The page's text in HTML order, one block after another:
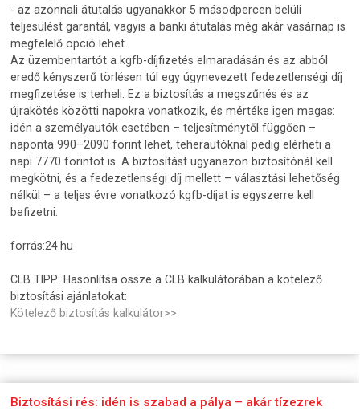
- az azonnali átutalás ugyanakkor 5 másodpercen belüli
teljesülést garantál, vagyis a banki átutalás még akár vasárnap is
megfelelő opció lehet.
Az üzembentartót a kgfb-díjfizetés elmaradásán és az abból
eredő kényszerű törlésen túl egy úgynevezett fedezetlenségi díj
megfizetése is terheli. Ez a biztosítás a megszűnés és az
újrakötés közötti napokra vonatkozik, és mértéke igen magas:
idén a személyautók esetében – teljesítménytől függően –
naponta 990–2090 forint lehet, teherautóknál pedig elérheti a
napi 7770 forintot is. A biztosítást ugyanazon biztosítónál kell
megkötni, és a fedezetlenségi díj mellett – választási lehetőség
nélkül – a teljes évre vonatkozó kgfb-díjat is egyszerre kell
befizetni.
forrás:24.hu
CLB TIPP: Hasonlítsa össze a CLB kalkulátorában a kötelező
biztosítási ajánlatokat:
Kötelező biztosítás kalkulátor>>
Biztosítási rés: idén is szabad a pálya – akár tízezrek